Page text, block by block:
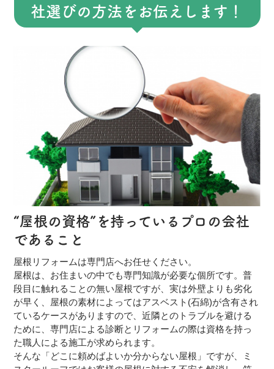
社選びの方法をお伝えします！
“屋根の資格”を持っているプロの会社
であること
屋根リフォームは専門店へお任せください。
屋根は、お住まいの中でも専門知識が必要な個所です。普
段目に触れることの無い屋根ですが、実は外壁よりも劣化
が早く、屋根の素材によってはアスベスト(石綿)が含有され
ているケースがありますので、近隣とのトラブルを避ける
ために、専門店による診断とリフォームの際は資格を持っ
た職人による施工が求められます。
そんな「どこに頼めばよいか分からない屋根」ですが、ミ